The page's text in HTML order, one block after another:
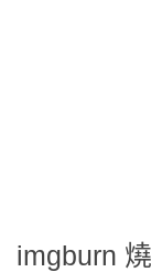
imgburn